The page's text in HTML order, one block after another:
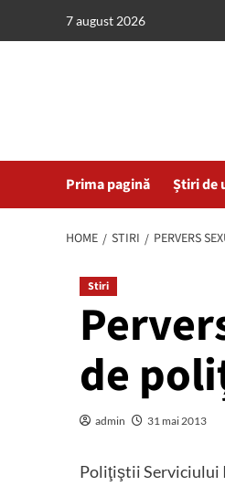
7 august 2026
Prima pagină Știri de
HOME STIRI PERVERS
Stiri
de
admin 31 mai 2013
Poliţiştii Serviciului